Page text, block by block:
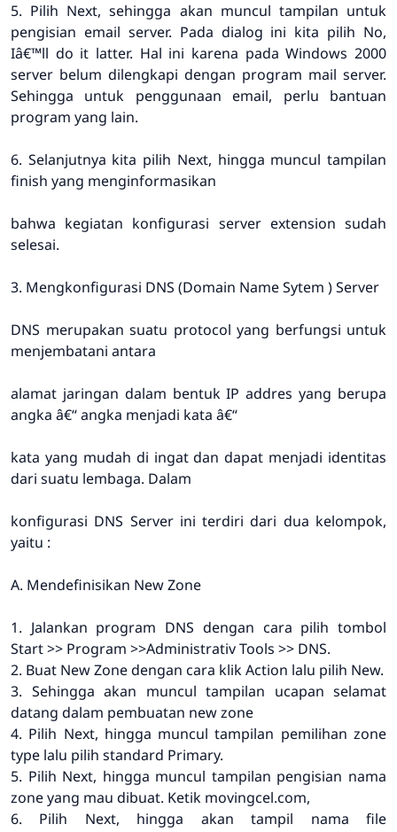
5. Pilih Next, sehingga akan muncul tampilan untuk
pengisian email server. Pada dialog ini kita pilih No,
Iâ€™ll do it latter. Hal ini karena pada Windows 2000
server belum dilengkapi dengan program mail server.
Sehingga untuk penggunaan email, perlu bantuan
program yang lain.
6. Selanjutnya kita pilih Next, hingga muncul tampilan
finish yang menginformasikan
bahwa kegiatan konfigurasi server extension sudah
selesai.
3. Mengkonfigurasi DNS (Domain Name Sytem ) Server
DNS merupakan suatu protocol yang berfungsi untuk
menjembatani antara
alamat jaringan dalam bentuk IP addres yang berupa
angka â€“ angka menjadi kata â€“
kata yang mudah di ingat dan dapat menjadi identitas
dari suatu lembaga. Dalam
konfigurasi DNS Server ini terdiri dari dua kelompok,
yaitu :
A. Mendefinisikan New Zone
1. Jalankan program DNS dengan cara pilih tombol
Start >> Program >>Administrativ Tools >> DNS.
2. Buat New Zone dengan cara klik Action lalu pilih New.
3. Sehingga akan muncul tampilan ucapan selamat
datang dalam pembuatan new zone
4. Pilih Next, hingga muncul tampilan pemilihan zone
type lalu pilih standard Primary.
5. Pilih Next, hingga muncul tampilan pengisian nama
zone yang mau dibuat. Ketik movingcel.com,
6. Pilih Next, hingga akan tampil nama file